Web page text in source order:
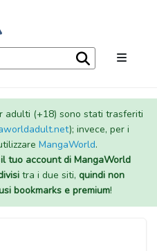
adulti (+18) sono stati trasferiti
); invece, per i
MangaWorld.
tuo account di MangaWorld
tra i due siti, quindi non
bookmarks e premium!